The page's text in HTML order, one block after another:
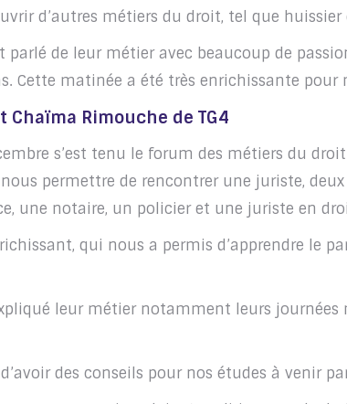
d’autres métiers du droit, tel que
parlé de leur métier avec beaucoup de
Cette matinée a été très enrichissante pour
Chaïma Rimouche de TG4
s’est tenu le forum des métiers du
permettre de rencontrer une juriste,
une notaire, un policier et une juriste en
qui nous a permis d’apprendre le
leur métier notamment leurs journées
des conseils pour nos études à venir